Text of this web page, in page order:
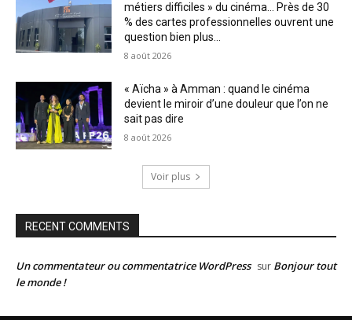
métiers difficiles » du cinéma… Près de 30
% des cartes professionnelles ouvrent une
question bien plus...
8 août 2026
« Aïcha » à Amman : quand le cinéma
devient le miroir d’une douleur que l’on ne
sait pas dire
8 août 2026
Voir plus
RECENT COMMENTS
Un commentateur ou commentatrice WordPress sur Bonjour tout
le monde !